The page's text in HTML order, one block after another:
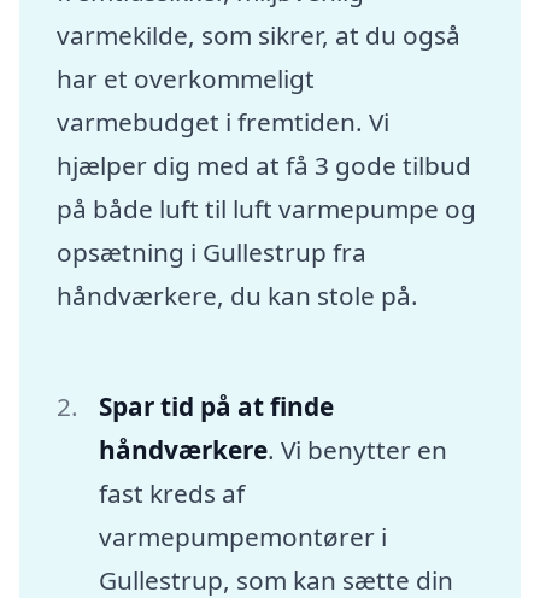
varmekilde, som sikrer, at du også
har et overkommeligt
varmebudget i fremtiden. Vi
hjælper dig med at få 3 gode tilbud
på både luft til luft varmepumpe og
opsætning i Gullestrup fra
håndværkere, du kan stole på.
Spar tid på at finde
håndværkere. Vi benytter en
fast kreds af
varmepumpemontører i
Gullestrup, som kan sætte din